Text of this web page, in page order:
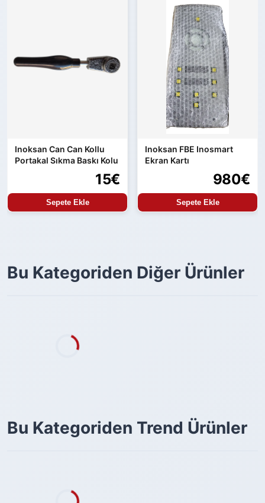
Inoksan Can Can Kollu
Portakal Sıkma Baskı Kolu
15€
Sepete Ekle
Inoksan FBE Inosmart
Ekran Kartı
980€
Sepete Ekle
Bu Kategoriden Diğer Ürünler
Bu Kategoriden Trend Ürünler